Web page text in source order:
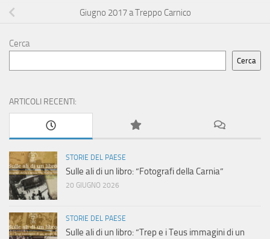
Giugno 2017 a Treppo Carnico
Cerca
Cerca
ARTICOLI RECENTI:
STORIE DEL PAESE
Sulle ali di un libro: “Fotografi della Carnia”
20 GIUGNO 2026
STORIE DEL PAESE
Sulle ali di un libro: “Trep e i Teus immagini di un